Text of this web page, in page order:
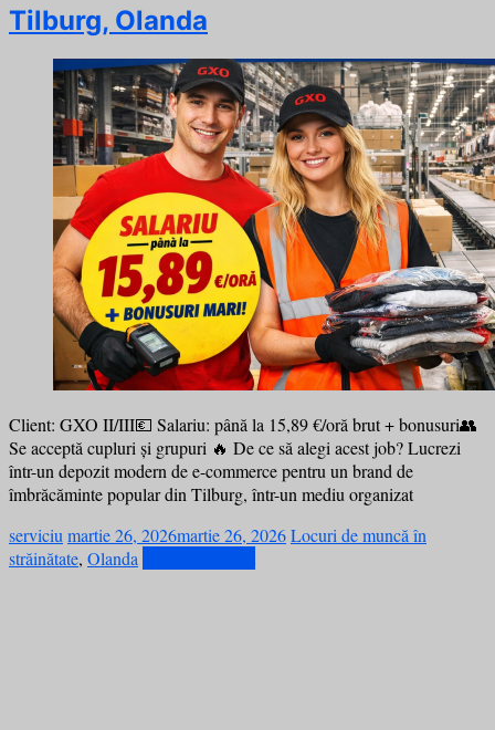
Tilburg, Olanda
Client: GXO II/III💶 Salariu: până la 15,89 €/oră brut + bonusuri👥
Se acceptă cupluri și grupuri 🔥 De ce să alegi acest job? Lucrezi
într-un depozit modern de e-commerce pentru un brand de
îmbrăcăminte popular din Tilburg, într-un mediu organizat
serviciumartie 26, 2026martie 26, 2026Locuri de muncă în
străinătate, Olanda